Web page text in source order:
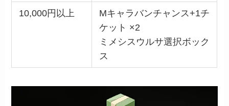
10,000円以上
Mキャラバンチャンス+1チ
ケット ×2
ミメシスウルサ選択ボック
ス